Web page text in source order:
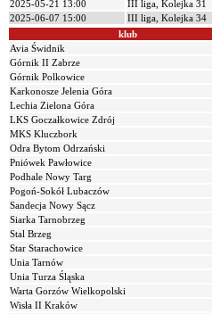
2025-05-21 13:00
III liga, Kolejka 31
2025-06-07 15:00
III liga, Kolejka 34
klub
Avia Świdnik
Górnik II Zabrze
Górnik Polkowice
Karkonosze Jelenia Góra
Lechia Zielona Góra
LKS Goczałkowice Zdrój
MKS Kluczbork
Odra Bytom Odrzański
Pniówek Pawłowice
Podhale Nowy Targ
Pogoń-Sokół Lubaczów
Sandecja Nowy Sącz
Siarka Tarnobrzeg
Stal Brzeg
Star Starachowice
Unia Tarnów
Unia Turza Śląska
Warta Gorzów Wielkopolski
Wisła II Kraków